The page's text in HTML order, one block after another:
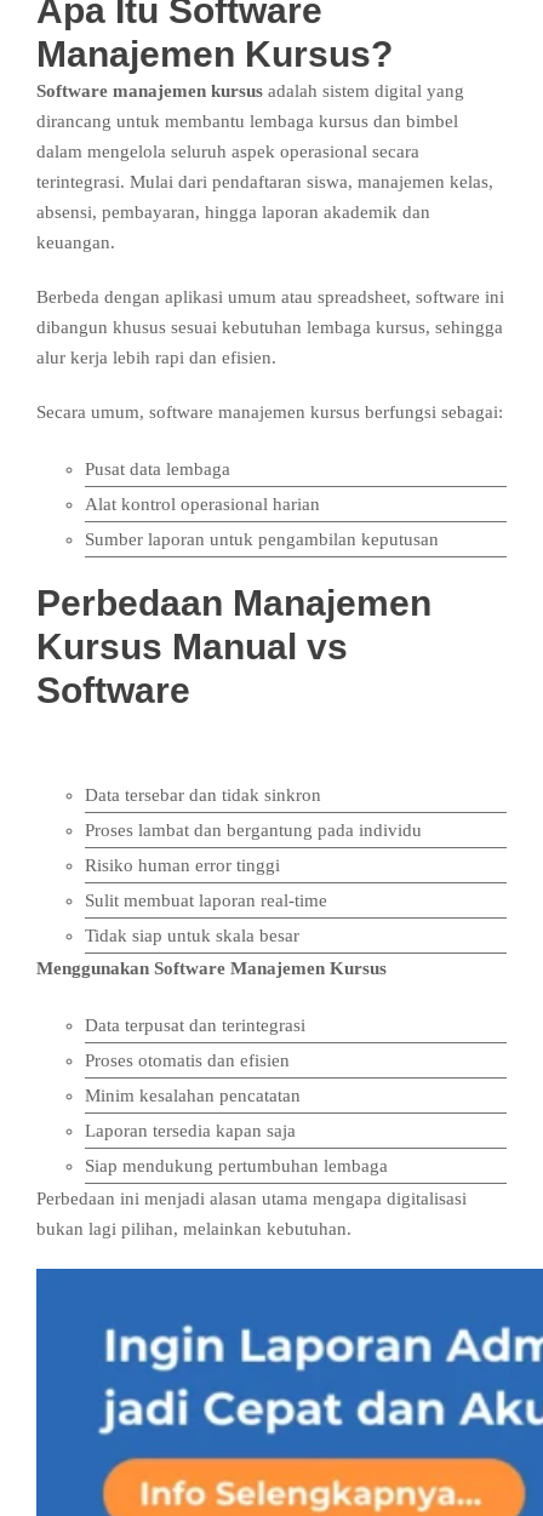
Apa Itu Software
Manajemen Kursus?
Software manajemen kursus adalah sistem digital yang
dirancang untuk membantu lembaga kursus dan bimbel
dalam mengelola seluruh aspek operasional secara
terintegrasi. Mulai dari pendaftaran siswa, manajemen kelas,
absensi, pembayaran, hingga laporan akademik dan
keuangan.
Berbeda dengan aplikasi umum atau spreadsheet, software ini
dibangun khusus sesuai kebutuhan lembaga kursus, sehingga
alur kerja lebih rapi dan efisien.
Secara umum, software manajemen kursus berfungsi sebagai:
Pusat data lembaga
Alat kontrol operasional harian
Sumber laporan untuk pengambilan keputusan
Perbedaan Manajemen
Kursus Manual vs
Software
Data tersebar dan tidak sinkron
Proses lambat dan bergantung pada individu
Risiko human error tinggi
Sulit membuat laporan real-time
Tidak siap untuk skala besar
Menggunakan Software Manajemen Kursus
Data terpusat dan terintegrasi
Proses otomatis dan efisien
Minim kesalahan pencatatan
Laporan tersedia kapan saja
Siap mendukung pertumbuhan lembaga
Perbedaan ini menjadi alasan utama mengapa digitalisasi
bukan lagi pilihan, melainkan kebutuhan.